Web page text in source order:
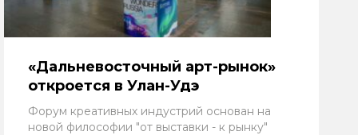
«Дальневосточный арт-рынок»
откроется в Улан-Удэ
Форум креативных индустрий основан на
новой философии "от выставки - к рынку"